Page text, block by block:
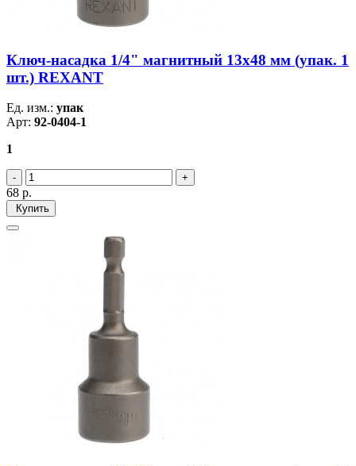
Ключ-насадка 1/4" магнитный 13х48 мм (упак. 1
шт.) REXANT
Ед. изм.: упак
Арт: 92-0404-1
1
68 р.
Купить